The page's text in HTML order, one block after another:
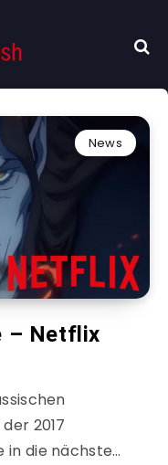
News
– Netflix
2017
die nächste…